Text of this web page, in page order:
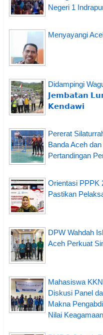
Negeri 1
Menyayangi
Didampingi
𝗝𝗲𝗺𝗯𝗮𝘁𝗮𝗻
𝗞𝗲𝗻𝗱𝗮𝘄𝗶
Pererat
Banda Aceh
Pertandingan
Orientasi PPPK
Pastikan
DPW Wahdah
Aceh Perkuat
Mahasiswa
Diskusi Panel
Makna
Nilai Keagamaan